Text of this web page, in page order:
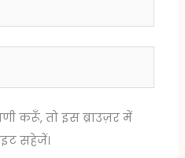
करूँ, तो इस ब्राउज़र में
सहेजें।